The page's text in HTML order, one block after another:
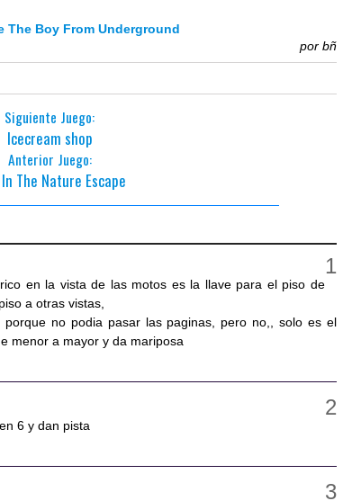
The Boy From Underground
por bñ
Siguiente Juego:
Icecream shop
Anterior Juego:
The Nature Escape
en la vista de las motos es la llave para el piso de
a otras vistas,
no podia pasar las paginas, pero no,, solo es el
menor a mayor y da mariposa
6 y dan pista